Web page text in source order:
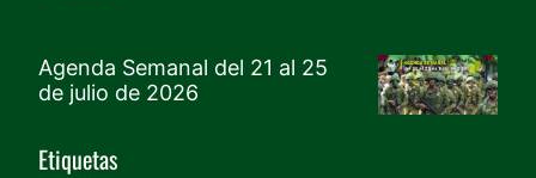
Agenda Semanal del 21 al 25
de julio de 2026
Etiquetas